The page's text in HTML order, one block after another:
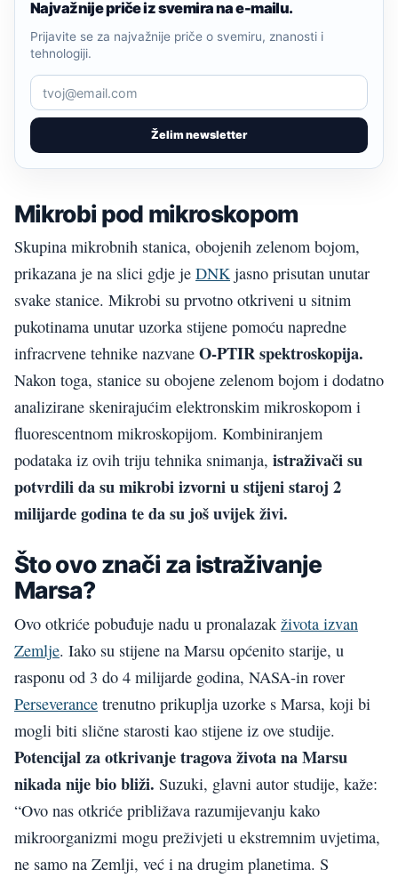
Najvažnije priče iz svemira na e-mailu.
Želim newsletter
Prijavite se za najvažnije priče o svemiru, znanosti i
tehnologiji.
Mikrobi pod mikroskopom
Skupina mikrobnih stanica, obojenih zelenom bojom,
prikazana je na slici gdje je DNKjasno prisutan unutar
svake stanice. Mikrobi su prvotno otkriveni u sitnim
pukotinama unutar uzorka stijene pomoću napredne
infracrvene tehnike nazvane O-PTIR spektroskopija.
Nakon toga, stanice su obojene zelenom bojom i dodatno
analizirane skenirajućim elektronskim mikroskopom i
fluorescentnom mikroskopijom. Kombiniranjem
podataka iz ovih triju tehnika snimanja, istraživači su
potvrdili da su mikrobi izvorni u stijeni staroj 2
milijarde godina te da su još uvijek živi.
Što ovo znači za istraživanje
Marsa?
Ovo otkriće pobuđuje nadu u pronalazak života izvan
Zemlje. Iako su stijene na Marsu općenito starije, u
rasponu od 3 do 4 milijarde godina, NASA-in rover
Perseverance trenutno prikuplja uzorke s Marsa, koji bi
mogli biti slične starosti kao stijene iz ove studije.
Potencijal za otkrivanje tragova života na Marsu
nikada nije bio bliži. Suzuki, glavni autor studije, kaže:
“Ovo nas otkriće približava razumijevanju kako
mikroorganizmi mogu preživjeti u ekstremnim uvjetima,
ne samo na Zemlji, već i na drugim planetima. S